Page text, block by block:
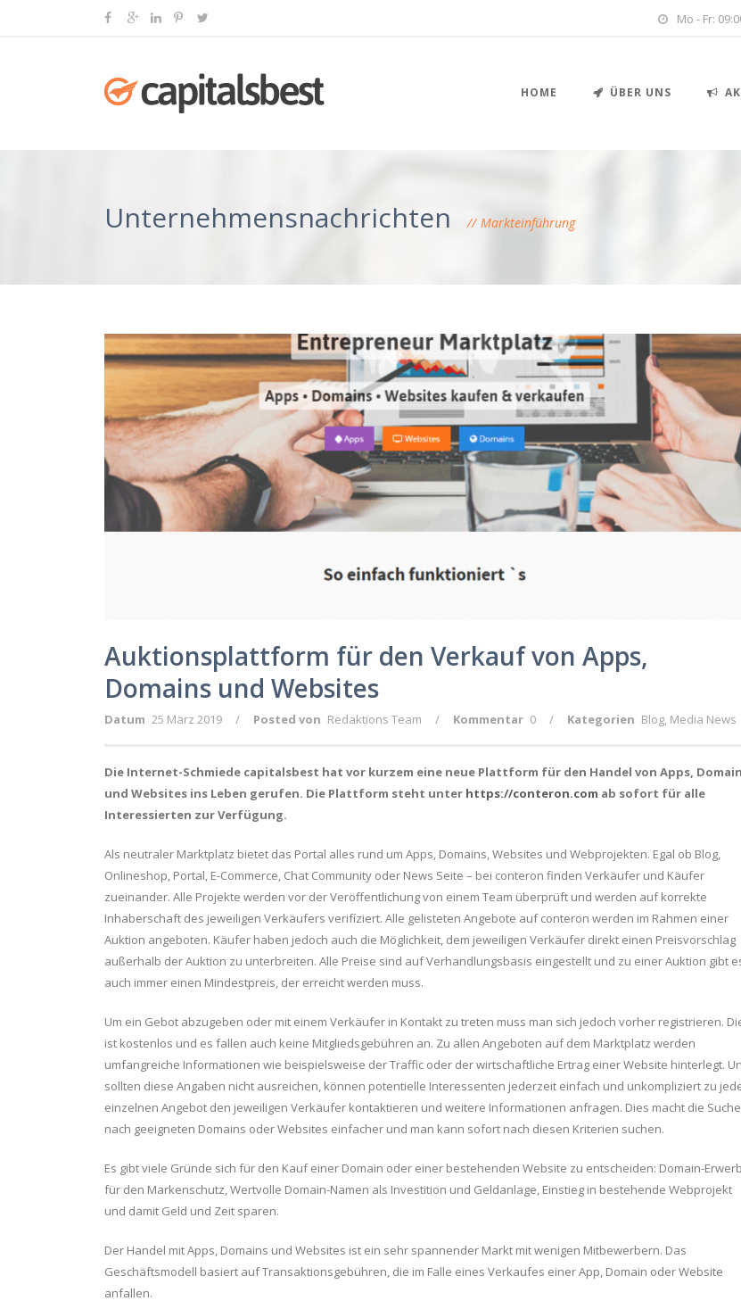
Mo - Fr:
HOME ÜBER UNS
Unternehmensnachrichten Markteinführung
Auktionsplattform für den Verkauf von Apps,
Domains und Websites
Datum 25 März 2019 / Posted von Redaktions Team / Kommentar 0 / Kategorien Blog, Media News
Die Internet-Schmiede capitalsbest hat vor kurzem eine neue Plattform für den Handel von Apps,
und Websites ins Leben gerufen. Die Plattform steht unter https://conteron.com ab sofort für alle
Interessierten zur Verfügung.
Als neutraler Marktplatz bietet das Portal alles rund um Apps, Domains, Websites und Webprojekten. Egal ob Blog,
Onlineshop, Portal, E-Commerce, Chat Community oder News Seite – bei conteron finden Verkäufer und Käufer
zueinander. Alle Projekte werden vor der Veröffentlichung von einem Team überprüft und werden auf korrekte
Inhaberschaft des jeweiligen Verkäufers verifíziert. Alle gelisteten Angebote auf conteron werden im Rahmen einer
Auktion angeboten. Käufer haben jedoch auch die Möglichkeit, dem jeweiligen Verkäufer direkt einen Preisvorschlag
außerhalb der Auktion zu unterbreiten. Alle Preise sind auf Verhandlungsbasis eingestellt und zu einer Auktion gibt
auch immer einen Mindestpreis, der erreicht werden muss.
Um ein Gebot abzugeben oder mit einem Verkäufer in Kontakt zu treten muss man sich jedoch vorher registrieren.
ist kostenlos und es fallen auch keine Mitgliedsgebühren an. Zu allen Angeboten auf dem Marktplatz werden
umfangreiche Informationen wie beispielsweise der Traffic oder der wirtschaftliche Ertrag einer Website hinterlegt.
sollten diese Angaben nicht ausreichen, können potentielle Interessenten jederzeit einfach und unkompliziert zu
einzelnen Angebot den jeweiligen Verkäufer kontaktieren und weitere Informationen anfragen. Dies macht die Suche
nach geeigneten Domains oder Websites einfacher und man kann sofort nach diesen Kriterien suchen.
Es gibt viele Gründe sich für den Kauf einer Domain oder einer bestehenden Website zu entscheiden: Domain-Erwerb
für den Markenschutz, Wertvolle Domain-Namen als Investition und Geldanlage, Einstieg in bestehende Webprojekt
und damit Geld und Zeit sparen.
Der Handel mit Apps, Domains und Websites ist ein sehr spannender Markt mit wenigen Mitbewerbern. Das
Geschäftsmodell basiert auf Transaktionsgebühren, die im Falle eines Verkaufes einer App, Domain oder Website
anfallen.